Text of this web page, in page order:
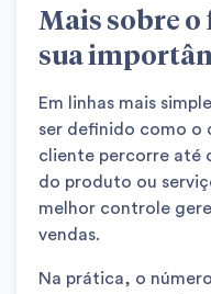
Mais sobre o
sua
Em linhas mais
ser definido como o
cliente percorre até
do produto ou
melhor controle
vendas.
Na prática, o